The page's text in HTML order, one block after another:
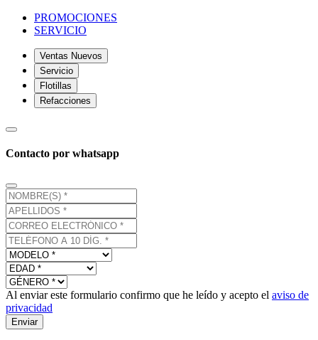
PROMOCIONES
SERVICIO
Ventas Nuevos
Servicio
Flotillas
Refacciones
Contacto por whatsapp
Al enviar este formulario confirmo que he leído y acepto el aviso de
privacidad
Enviar